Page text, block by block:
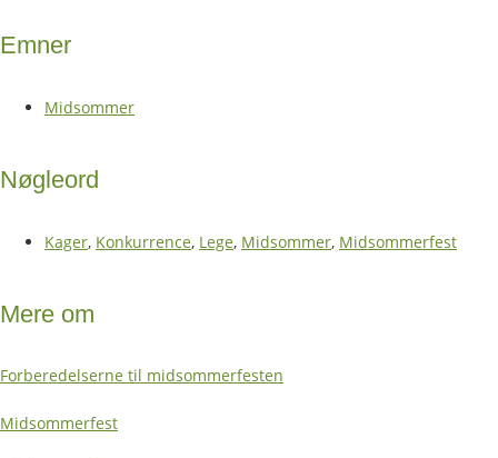
Emner
Midsommer
Nøgleord
Kager, Konkurrence, Lege, Midsommer, Midsommerfest
Mere om
Forberedelserne til midsommerfesten
Midsommerfest